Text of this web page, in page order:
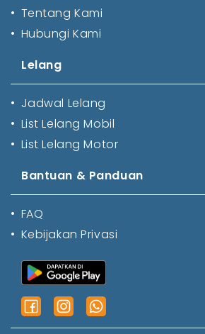
• Tentang Kami
• Hubungi Kami
Lelang
• Jadwal Lelang
• List Lelang Mobil
• List Lelang Motor
Bantuan & Panduan
• FAQ
• Kebijakan Privasi